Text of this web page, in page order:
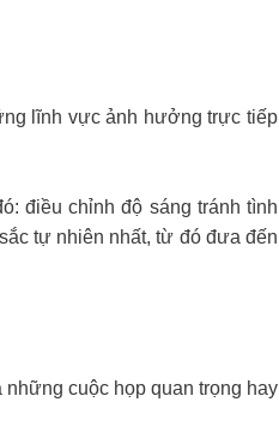
lĩnh vực ảnh hưởng trực tiếp
điều chỉnh độ sáng tránh tình
tự nhiên nhất, từ đó đưa đến
cuộc họp quan trọng hay